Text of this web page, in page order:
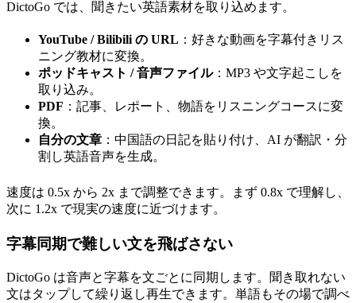
DictoGo では、聞きたい英語素材を取り込めます。
YouTube / Bilibili の URL ：好きな動画を字幕付きリス
ニング教材に変換。
ポッドキャスト / 音声ファイル：MP3 や文字起こしを
取り込み。
PDF ：記事、レポート、物語をリスニングコースに変
換。
自分の文章 ：中国語の日記を貼り付け、AI が翻訳・分
割し英語音声を生成。
速度は 0.5x から 2x まで調整できます。まず 0.8x で理解し、
次に 1.2x で現実の速度に近づけます。
字幕同期で難しい文を飛ばさない
DictoGo は音声と字幕を文ごとに同期します。聞き取れない
文はタップして繰り返し再生できます。単語もその場で調べ